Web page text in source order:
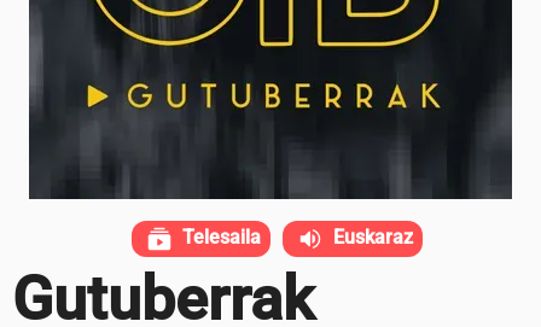
Gutuberrak
Telesaila Euskaraz